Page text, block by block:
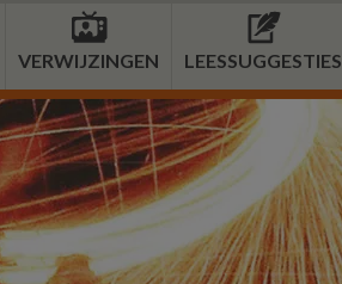
VERWIJZINGEN LEESSUGGESTIES